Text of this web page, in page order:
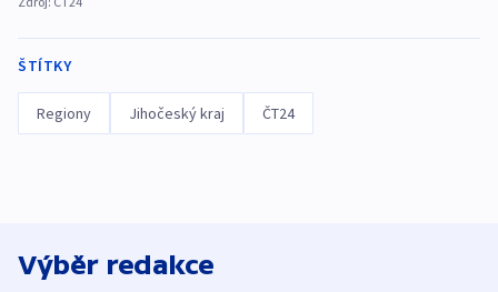
ŠTÍTKY
Regiony Jihočeský kraj ČT24
Výběr redakce